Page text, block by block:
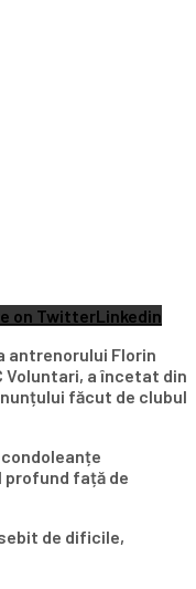
on TwitterLinkedin
antrenorului Florin
Voluntari, a încetat din
făcut de clubul
față de
de dificile,